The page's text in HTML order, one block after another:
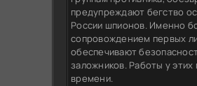
предупреждают бегство
России шпионов. Именно
сопровождением первых
обеспечивают
заложников. Работы у этих
времени.